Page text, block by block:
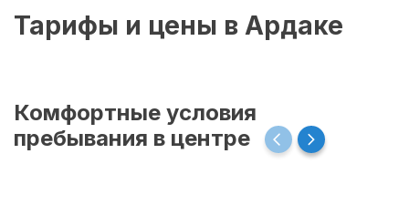
Тарифы и цены в Ардаке
Комфортные условия
пребывания в центре